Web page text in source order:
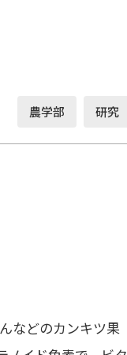
農学部 研究
などのカンキツ果